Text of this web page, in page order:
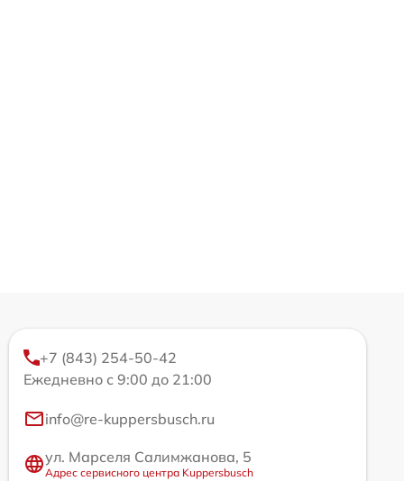
+7 (843) 254-50-42
Ежедневно с 9:00 до 21:00
info@re-kuppersbusch.ru
ул. Марселя Салимжанова, 5
Адрес сервисного центра Kuppersbusch